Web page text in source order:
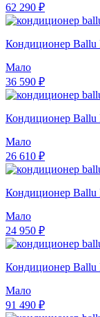
62 290 ₽
Кондиционер Ballu
Мало
36 590 ₽
Кондиционер Ballu
Мало
26 610 ₽
Кондиционер Ballu
Мало
24 950 ₽
Кондиционер
Мало
91 490 ₽